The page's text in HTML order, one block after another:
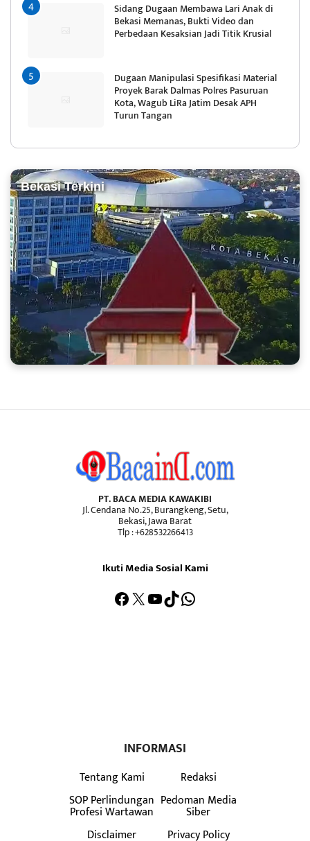
Sidang Dugaan Membawa Lari Anak di
Bekasi Memanas, Bukti Video dan
Perbedaan Kesaksian Jadi Titik Krusial
Dugaan Manipulasi Spesifikasi Material
Proyek Barak Dalmas Polres Pasuruan
Kota, Wagub LiRa Jatim Desak APH
Turun Tangan
Bekasi Terkini
PT. BACA MEDIA KAWAKIBI
Jl. Cendana No.25, Burangkeng, Setu,
Bekasi, Jawa Barat
Tlp : +628532266413
Ikuti Media Sosial Kami
Facebook
X YouTube
TikTokWhatsApp
INFORMASI
Tentang Kami
Redaksi
SOP Perlindungan
Profesi Wartawan
Pedoman Media
Siber
Disclaimer
Privacy Policy